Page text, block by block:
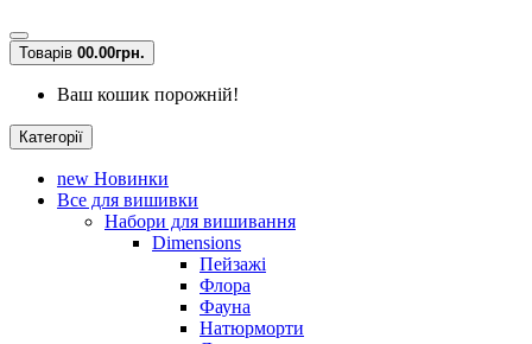
Товарів 00.00грн.
Ваш кошик порожній!
Категорії
new Новинки
Все для вишивки
Набори для вишивання
Dimensions
Пейзажі
Флора
Фауна
Натюрморти